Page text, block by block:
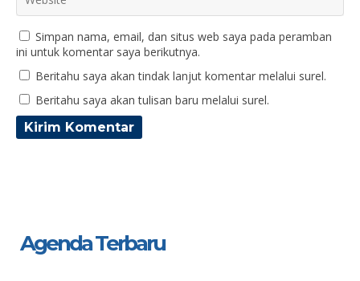
Simpan nama, email, dan situs web saya pada peramban
ini untuk komentar saya berikutnya.
Beritahu saya akan tindak lanjut komentar melalui surel.
Beritahu saya akan tulisan baru melalui surel.
Agenda Terbaru